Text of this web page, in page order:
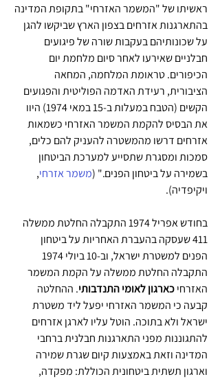
ראשיתו של "המשמר האזרחי" בתקופת המדינה
בהתארגנות אזרחים בצפון הארץ שביקשו להגן
על שכונותיהם בעקבות שורה של פיגועים
חבלניים שאירעו לאחר סיום מלחמת יום
הכיפורים. טראומת המלחמה, המחאה
הציבורית, רעידת האדמה הפוליטית והפגועים
הקשים (הטבח במעלות ב-15 במאי 1974) היוו
את הבסיס להקמת המשמר האזרחי כשמאות
אזרחים דרשו מהמשטרה להעניק להם כלים,
סמכות ומסגרת שתסייע למערכת הביטחון
בשמירה על ביטחון הפנים." (משמר אזרחי,
ויקיפדיה).
בחודש אפריל 1974 התקבלה החלטת ממשלה
411 שעסקה בהעברת האחריות על ביטחון
התקבלה החלטת ממשלה על הקמת המשמר
האזרחי כארגון לאומי התנדבותי. ההחלטה
קבעה כי המשמר האזרחי יפעל ליד משטרת
ישראל ולא בתוכה. הוטל עליו לארגן אזרחים
להתגוננות מפני התארגנות חבלנית ברחבי
המדינה וזאת באמצעות קיום שגרת שמירה
וארגון תשתית ביטחונית הכוללת: מפקדה,